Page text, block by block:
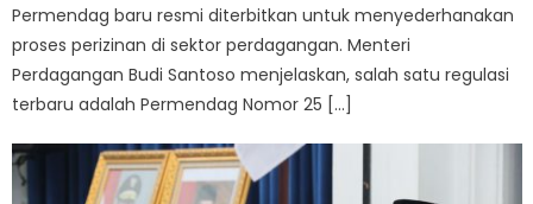
Permendag baru resmi diterbitkan untuk menyederhanakan
proses perizinan di sektor perdagangan. Menteri
Perdagangan Budi Santoso menjelaskan, salah satu regulasi
terbaru adalah Permendag Nomor 25 […]